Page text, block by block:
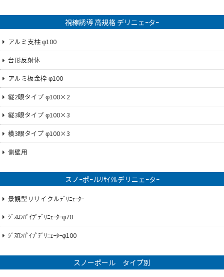
視線誘導 高規格 デリニェｰタｰ
アルミ支柱 φ100
台形反射体
アルミ板金枠 φ100
縦2眼タイプ φ100×2
縦3眼タイプ φ100×3
横3眼タイプ φ100×3
側壁用
スノｰポｰルﾘｻｲｸﾙデリニェｰタｰ
景観型リサイクルﾃﾞﾘﾆｪｰﾀｰ
ｼﾞｽﾛﾝﾊﾟｲﾌﾟﾃﾞﾘﾆｪｰﾀｰφ70
ｼﾞｽﾛﾝﾊﾟｲﾌﾟﾃﾞﾘﾆｪｰﾀｰφ100
スノーポール タイプ別